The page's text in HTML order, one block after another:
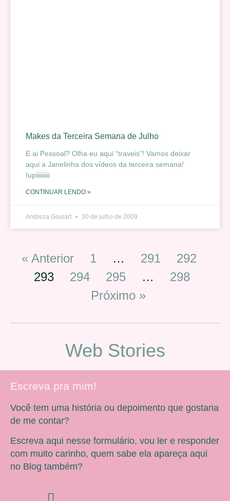
Makes da Terceira Semana de Julho
E ai Pessoal? Olha eu aqui “traveis”! Vamos deixar
aqui a Janelinha dos vídeos da terceira semana!
Iupiiiiiiiii
CONTINUAR LENDO »
Andreza Goulart 30 de julho de 2009
« Anterior 1 … 291
292
293
294 295 …
298
Próximo »
Web Stories
Escreva pra mim!
Você tem uma história ou depoimento que gostaria
de me contar?
Escreva aqui nesse formulário, vou ler e responder
com muito carinho, quem sabe ela apareça aqui
no Blog também?